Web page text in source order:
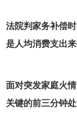
法院判家务补偿
是人均消费支出
面对突发家庭火
关键的前三分钟处